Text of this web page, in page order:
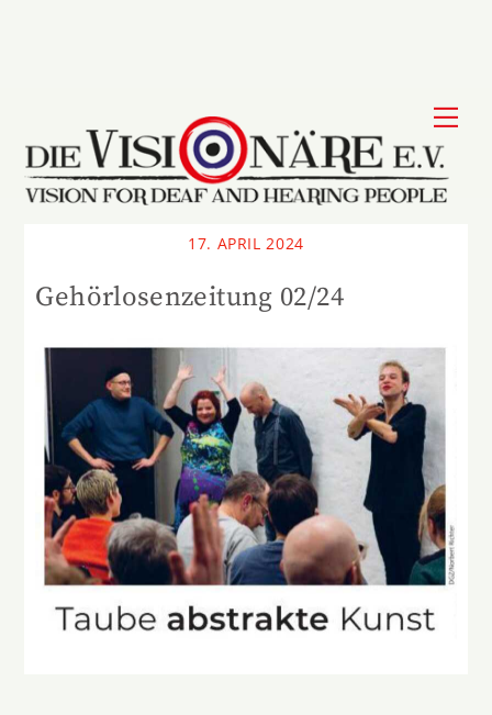
17. APRIL 2024
Gehörlosenzeitung 02/24